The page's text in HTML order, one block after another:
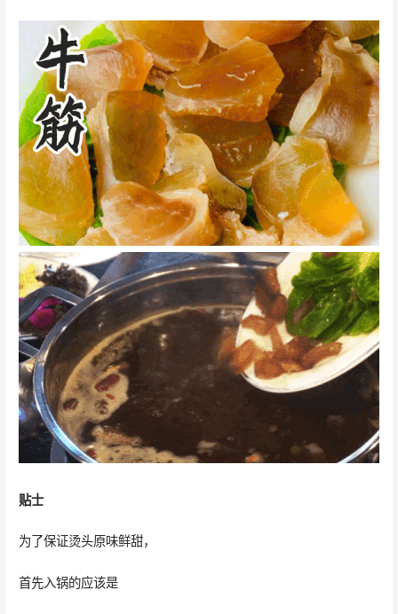
贴士
为了保证烫头原味鲜甜，
首先入锅的应该是